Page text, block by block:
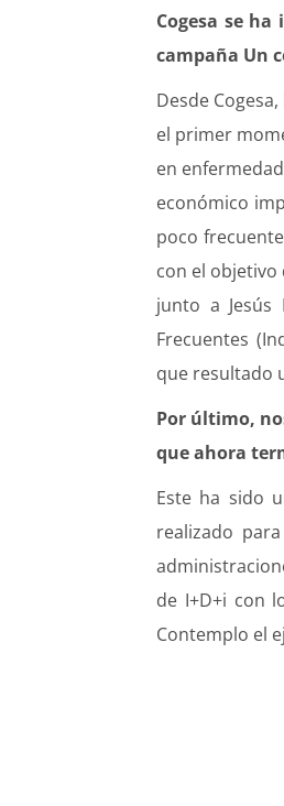
Cogesa se
campaña Un
Desde
el primer
en
económico
poco
con el
junto a Jesús
Frecuentes
que resultado
Por último,
que ahora
Este ha sido
realizado
de I+D+i con
Contemplo el